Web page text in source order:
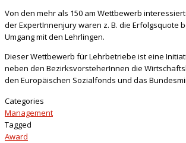
Von den mehr als 150 am Wettbewerb
der ExpertInnenjury waren z. B. die Erfolgsquote
Umgang mit den Lehrlingen.
Dieser Wettbewerb für Lehrbetriebe ist eine
neben den BezirksvorsteherInnen die
den Europäischen Sozialfonds und das
Categories
Management
Tagged
Award